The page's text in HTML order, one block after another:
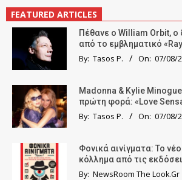
FEATURED ARTICLES
Πέθανε ο William Orbit, ο
από το εμβληματικό
By: Tasos P. On: 07/08/
Madonna & Kylie
πρώτη φορά: «Love
By: Tasos P. On: 07/08/
Φονικά αινίγματα: Το
κόλλημα από τις
By: NewsRoom The Look.Gr